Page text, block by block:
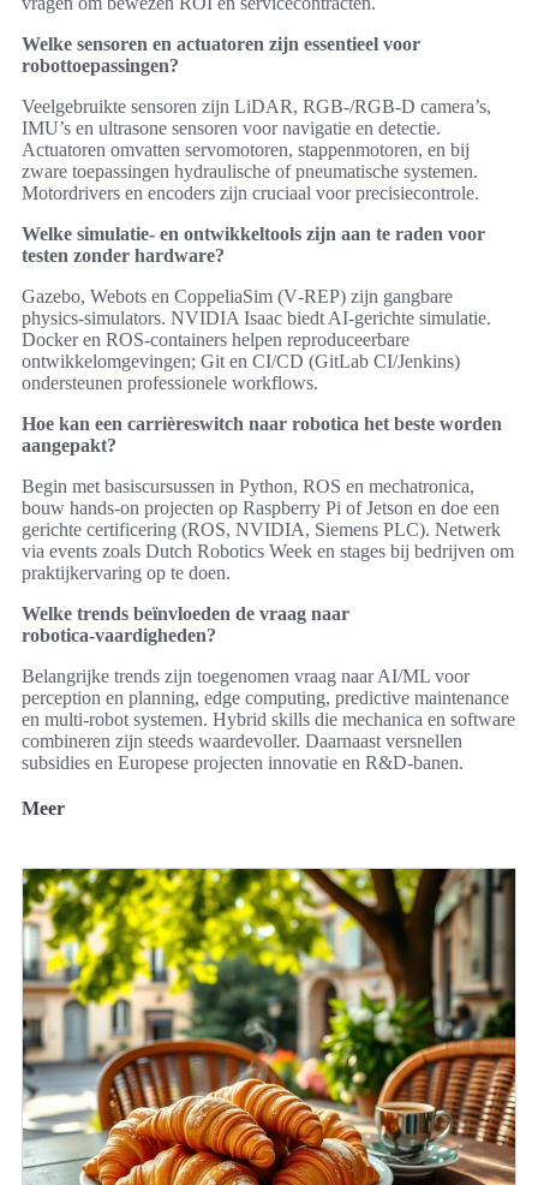
Welke sensoren en actuatoren zijn essentieel voor
robottoepassingen?
Veelgebruikte sensoren zijn LiDAR, RGB‑/RGB‑D camera’s,
IMU’s en ultrasone sensoren voor navigatie en detectie.
Actuatoren omvatten servomotoren, stappenmotoren, en bij
zware toepassingen hydraulische of pneumatische systemen.
Motordrivers en encoders zijn cruciaal voor precisiecontrole.
Welke simulatie‑ en ontwikkeltools zijn aan te raden voor
testen zonder hardware?
Gazebo, Webots en CoppeliaSim (V‑REP) zijn gangbare
physics‑simulators. NVIDIA Isaac biedt AI‑gerichte simulatie.
Docker en ROS‑containers helpen reproduceerbare
ontwikkelomgevingen; Git en CI/CD (GitLab CI/Jenkins)
ondersteunen professionele workflows.
Hoe kan een carrièreswitch naar robotica het beste worden
aangepakt?
Begin met basiscursussen in Python, ROS en mechatronica,
bouw hands‑on projecten op Raspberry Pi of Jetson en doe een
gerichte certificering (ROS, NVIDIA, Siemens PLC). Netwerk
via events zoals Dutch Robotics Week en stages bij bedrijven om
praktijkervaring op te doen.
Welke trends beïnvloeden de vraag naar
robotica‑vaardigheden?
Belangrijke trends zijn toegenomen vraag naar AI/ML voor
perception en planning, edge computing, predictive maintenance
en multi‑robot systemen. Hybrid skills die mechanica en software
combineren zijn steeds waardevoller. Daarnaast versnellen
subsidies en Europese projecten innovatie en R&D‑banen.
Meer